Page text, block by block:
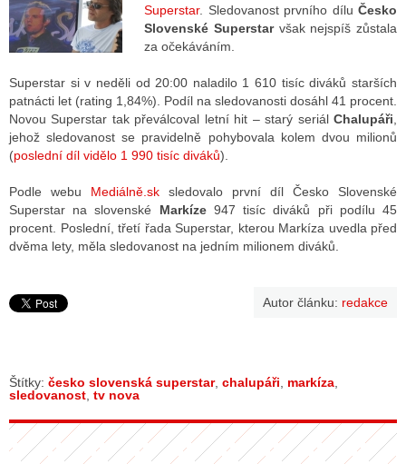
RÁDIÍ
VYSÍLAČE
TELEVIZE
TELEVIZÍ
VYSÍLAČE
INTERNET
TISK
Superstar. Sledovanost prvního dílu Česko
Slovenské Superstarvšak nejspíš zůstala
za očekáváním.
Superstar si v neděli od 20:00 naladilo 1 610 tisíc diváků starších
patnácti let (rating 1,84%). Podíl na sledovanosti dosáhl 41 procent.
Novou Superstar tak převálcoval letní hit – starý seriál Chalupáři
jehož sledovanost se pravidelně pohybovala kolem dvou milionů
(poslední díl vidělo 1 990 tisíc diváků).
Podle webu Mediálně.sk sledovalo první díl Česko Slovenské
Superstar na slovenské Markíze947 tisíc diváků při podílu 45
procent. Poslední, třetí řada Superstar, kterou Markíza uvedla před
dvěma lety, měla sledovanost na jedním milionem diváků.
Autor článku: redakce
Štítky: česko slovenská superstar, chalupáři markíza
sledovanost tv nova